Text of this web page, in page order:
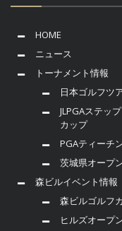
HOME
ニュース
トーナメント情報
日本ゴルフツ
JLPGAステッ
カップ
PGAティーチ
茨城県オープ
森ビルイベント情報
森ビルゴルフ
ヒルズオープ